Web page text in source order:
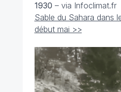
1930 – via Infoclimat.fr
Sable du Sahara dans
début mai >>